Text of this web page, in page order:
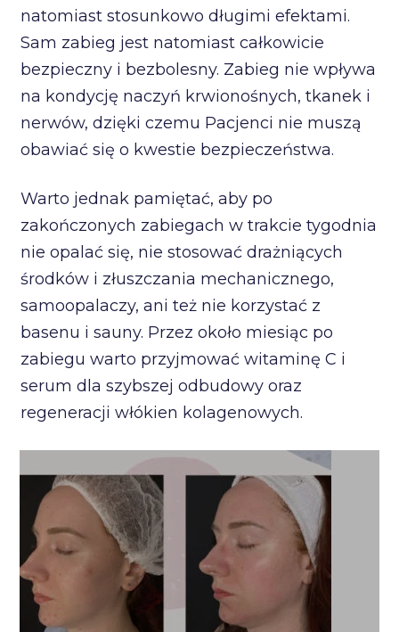
natomiast stosunkowo długimi efektami.
Sam zabieg jest natomiast całkowicie
bezpieczny i bezbolesny. Zabieg nie wpływa
na kondycję naczyń krwionośnych, tkanek i
nerwów, dzięki czemu Pacjenci nie muszą
obawiać się o kwestie bezpieczeństwa.
Warto jednak pamiętać, aby po
zakończonych zabiegach w trakcie tygodnia
nie opalać się, nie stosować drażniących
środków i złuszczania mechanicznego,
samoopalaczy, ani też nie korzystać z
basenu i sauny. Przez około miesiąc po
zabiegu warto przyjmować witaminę C i
serum dla szybszej odbudowy oraz
regeneracji włókien kolagenowych.